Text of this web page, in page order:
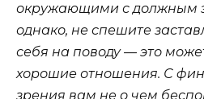
окружающими с должным
однако, не спешите
себя на поводу — это
хорошие отношения. С
зрения вам не о чем